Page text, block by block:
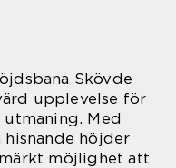
Skövde
upplevelse för
Med
höjder
möjlighet att